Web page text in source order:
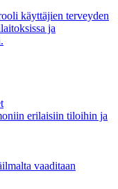
käyttäjien terveyden
ja
erilaisiin tiloihin ja
vaaditaan